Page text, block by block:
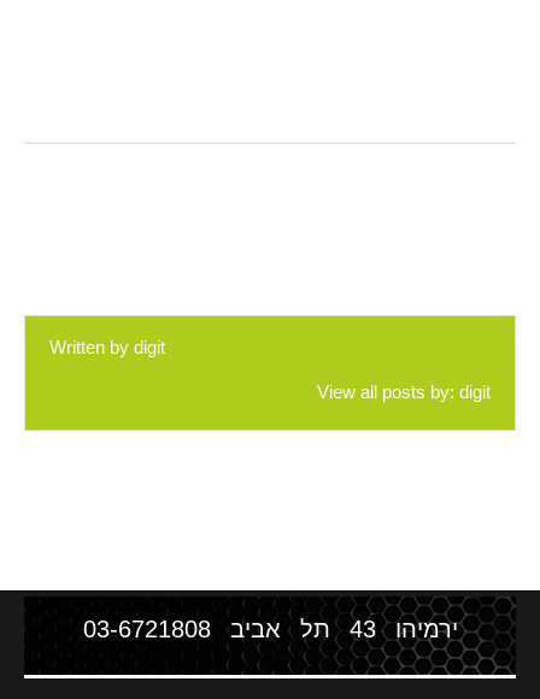
Written by digit
View all posts by: digit
ירמיהו 43 תל אביב 03-6721808